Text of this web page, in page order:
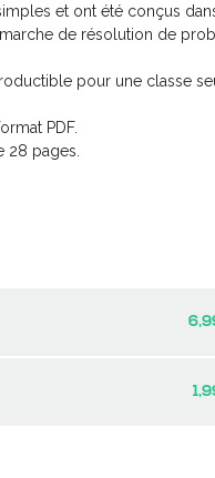
et ont été conçus
de résolution de
pour une classe
PDF.
28 pages.